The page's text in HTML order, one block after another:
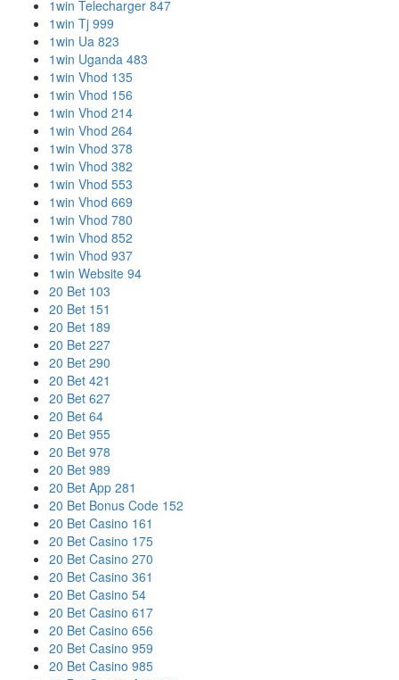
1win Telecharger 847
1win Tj 999
1win Ua 823
1win Uganda 483
1win Vhod 135
1win Vhod 156
1win Vhod 214
1win Vhod 264
1win Vhod 378
1win Vhod 382
1win Vhod 553
1win Vhod 669
1win Vhod 780
1win Vhod 852
1win Vhod 937
1win Website 94
20 Bet 103
20 Bet 151
20 Bet 189
20 Bet 227
20 Bet 290
20 Bet 421
20 Bet 627
20 Bet 64
20 Bet 955
20 Bet 978
20 Bet 989
20 Bet App 281
20 Bet Bonus Code 152
20 Bet Casino 161
20 Bet Casino 175
20 Bet Casino 270
20 Bet Casino 361
20 Bet Casino 54
20 Bet Casino 617
20 Bet Casino 656
20 Bet Casino 959
20 Bet Casino 985